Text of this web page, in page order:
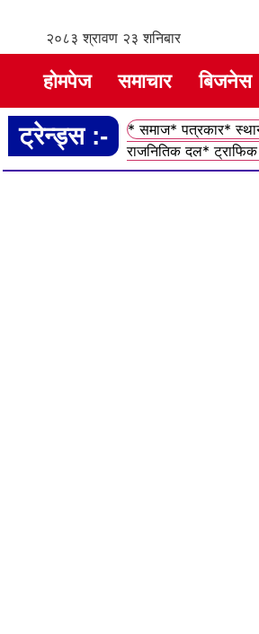
२०८३ श्रावण २३ शनिबार
होमपेज समाचार बिजनेस
ट्रेन्ड्स :- * समाज* पत्रकार*
राजनितिक दल* ट्राफिक